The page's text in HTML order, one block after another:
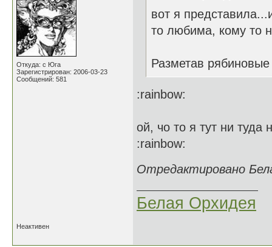
Откуда: с Юга
Зарегистрирован: 2006-03-23
Сообщений: 581
вот я
то любима, кому то
Разметав
:rainbow:
ой, чо то я тут ни
:rainbow:
Отредактировано
Белая Орхидея
Неактивен